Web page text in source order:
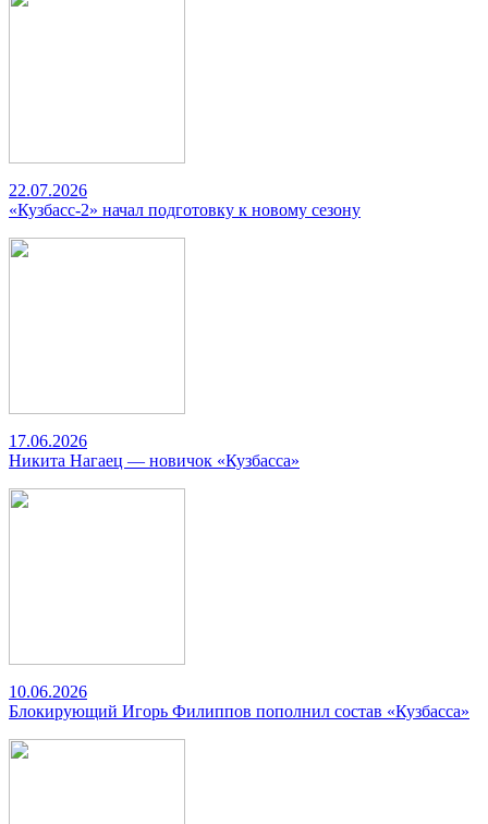
22.07.2026
«Кузбасс-2» начал подготовку к новому сезону
17.06.2026
Никита Нагаец — новичок «Кузбасса»
10.06.2026
Блокирующий Игорь Филиппов пополнил состав «Кузбасса»